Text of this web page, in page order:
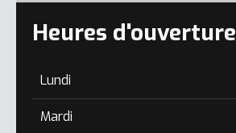
Heures d'ouverture
Lundi
Mardi